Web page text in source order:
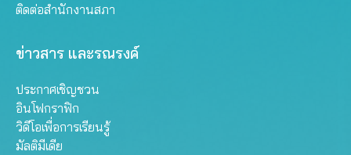
ติดต่อสำนักงานสภา
ข่าวสาร และรณรงค์
ประกาศเชิญชวน
อินโฟกราฟิก
วิดีโอเพื่อการเรียนรู้
มัลติมีเดีย